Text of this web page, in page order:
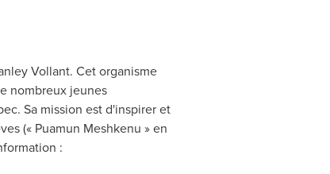
Vollant. Cet organisme
nombreux jeunes
Sa mission est d'inspirer et
(« Puamun Meshkenu » en
: